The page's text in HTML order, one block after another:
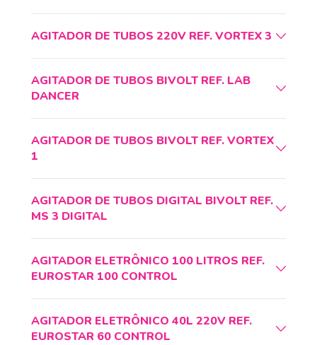
AGITADOR DE TUBOS 220V REF. VORTEX 3
AGITADOR DE TUBOS BIVOLT REF. LAB
DANCER
AGITADOR DE TUBOS BIVOLT REF. VORTEX
1
AGITADOR DE TUBOS DIGITAL BIVOLT REF.
MS 3 DIGITAL
AGITADOR ELETRÔNICO 100 LITROS REF.
EUROSTAR 100 CONTROL
AGITADOR ELETRÔNICO 40L 220V REF.
EUROSTAR 60 CONTROL